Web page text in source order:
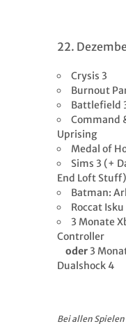
22.
Crysis 3
Burnout
Battlefield
Command
Uprising
Medal of
Sims 3 (+
End Loft Stuff)
Batman:
Roccat
3 Monate
Controller
oder 3
Dualshock 4
Bei allen